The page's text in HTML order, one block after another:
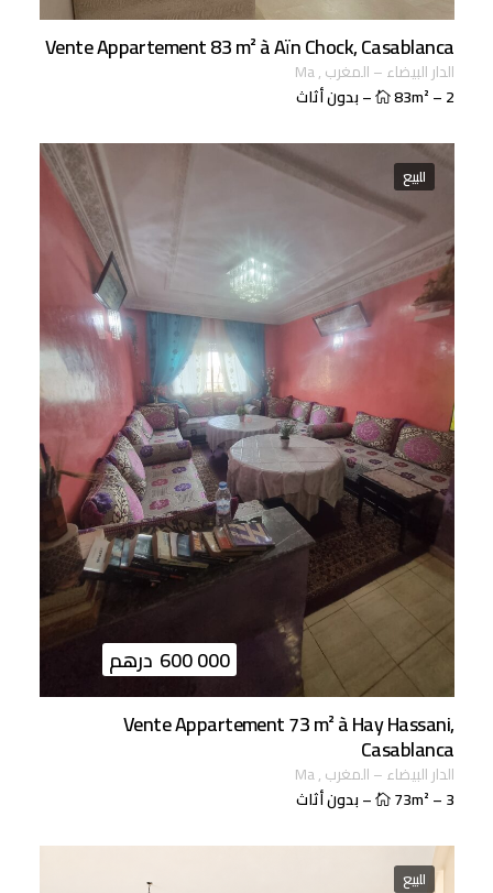
Vente Appartement 83 m² à Aïn Chock, Casablanca
الدار البيضاء– المغرب,
ma
83m²–2
–بدون أثاث
للبيع
600 000 درهم
Vente Appartement 73 m² à Hay Hassani,
Casablanca
الدار البيضاء– المغرب,
ma
73m²–3
–بدون أثاث
للبيع